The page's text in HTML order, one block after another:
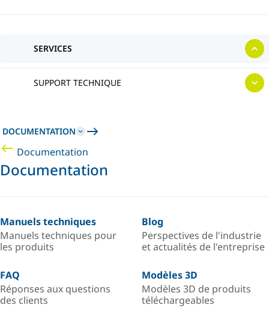
SERVICES
SUPPORT TECHNIQUE
DOCUMENTATION
Documentation
Documentation
Manuels techniques
Manuels techniques pour
les produits
Blog
Perspectives de l'industrie
et actualités de l'entreprise
FAQ
Réponses aux questions
des clients
Modèles 3D
Modèles 3D de produits
téléchargeables